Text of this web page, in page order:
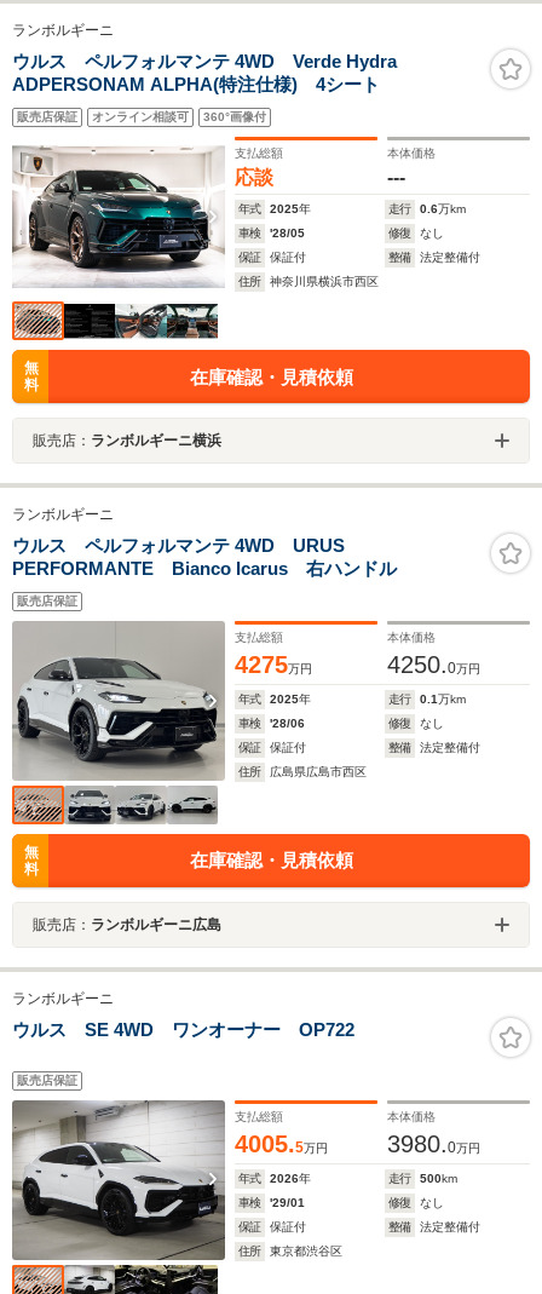
ランボルギーニ
ウルス ペルフォルマンテ 4WD Verde Hydra
ADPERSONAM ALPHA(特注仕様) 4シート
販売店保証 オンライン相談可 360°画像付
支払総額
応談
本体価格
---
年式 2025年 走行 0.6万km
車検
'28/05 修復
なし
保証
保証付 整備
法定整備付
住所
神奈川県横浜市西区
無
料
在庫確認・見積依頼
販売店： ランボルギーニ横浜
ランボルギーニ
ウルス ペルフォルマンテ 4WD URUS
PERFORMANTE Bianco Icarus 右ハンドル
販売店保証
支払総額
4275万円
本体価格
4250.0万円
年式 2025年 走行 0.1万km
車検
'28/06 修復
なし
保証
保証付 整備
法定整備付
住所
広島県広島市西区
無
料
在庫確認・見積依頼
販売店： ランボルギーニ広島
ランボルギーニ
ウルス SE 4WD ワンオーナー OP722
販売店保証
支払総額
4005.5万円
本体価格
3980.0万円
年式 2026年 走行 500km
車検
'29/01 修復
なし
保証
保証付 整備
法定整備付
住所
東京都渋谷区